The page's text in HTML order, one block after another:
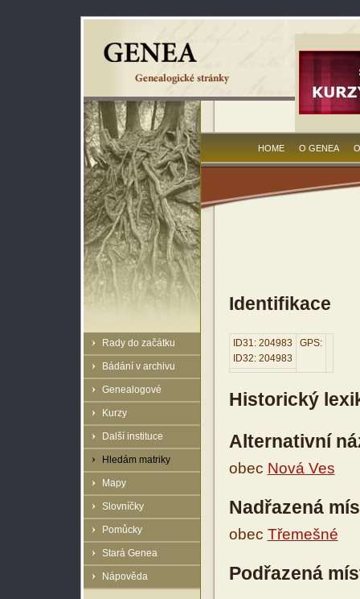
Rady do začátku
Bádání v archivu
Genealogové
Kurzy
Další instituce
Hledám matriky
Mapy
Slovníčky
Pomůcky
Stará Genea
Nápověda
HOME O GENEA
Identifikace
ID31: 204983
ID32: 204983
GPS:
Historický
Alternativní
obec Nová Ves
Nadřazená
obec Třemešné
Podřazená